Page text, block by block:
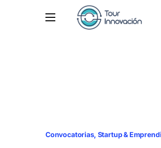
Convocatorias Startup &